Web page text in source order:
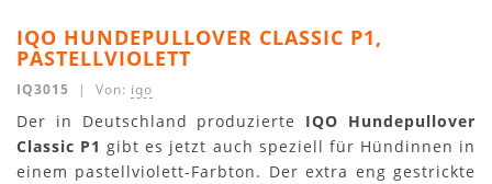
IQO HUNDEPULLOVER CLASSIC P1,
PASTELLVIOLETT
IQ3015 | Von: iqo
Der in Deutschland produzierte IQO Hundepullover
Classic P1 gibt es jetzt auch speziell für Hündinnen in
einem pastellviolett-Farbton. Der extra eng gestrickte